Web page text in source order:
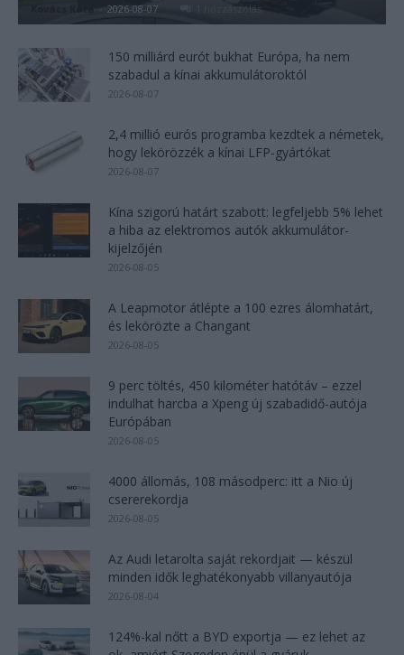
- 2026-08-07 1 hozzászólás
150 milliárd eurót bukhat Európa, ha nem
szabadul a kínai akkumulátoroktól
2026-08-07
2,4 millió eurós programba kezdtek a németek,
hogy lekörözzék a kínai LFP-gyártókat
2026-08-07
Kína szigorú határt szabott: legfeljebb 5% lehet
a hiba az elektromos autók akkumulátor-
kijelzőjén
2026-08-05
A Leapmotor átlépte a 100 ezres álomhatárt,
és lekörözte a Changant
2026-08-05
9 perc töltés, 450 kilométer hatótáv – ezzel
indulhat harcba a Xpeng új szabadidő-autója
Európában
2026-08-05
4000 állomás, 108 másodperc: itt a Nio új
csererekordja
2026-08-05
Az Audi letarolta saját rekordjait — készül
minden idők leghatékonyabb villanyautója
2026-08-04
124%-kal nőtt a BYD exportja — ez lehet az